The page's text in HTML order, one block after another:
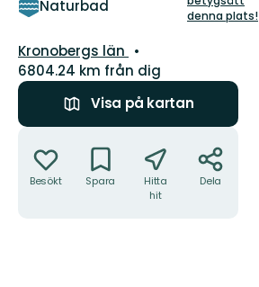
Naturbad
stjärnor
denna plats!
Län:
Kronobergs län
6804.24 km från dig
Visa på kartan
Besökt Spara
Hitta
hit
Dela